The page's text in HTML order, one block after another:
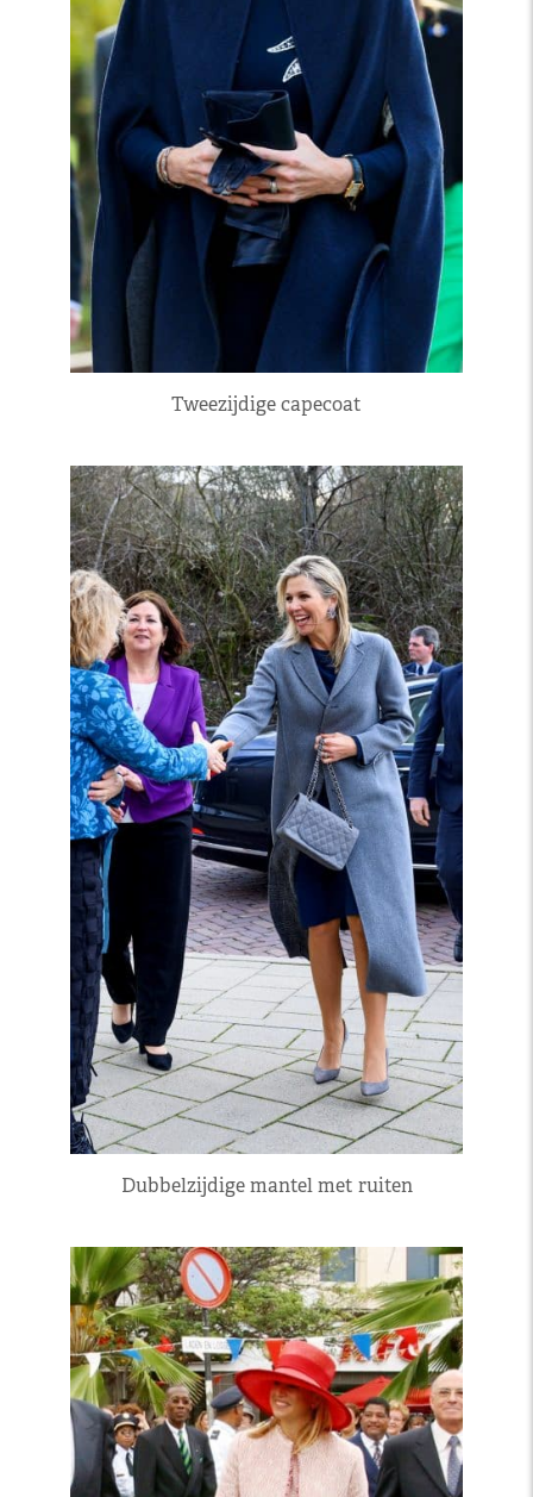
Tweezijdige capecoat
Dubbelzijdige mantel met ruiten